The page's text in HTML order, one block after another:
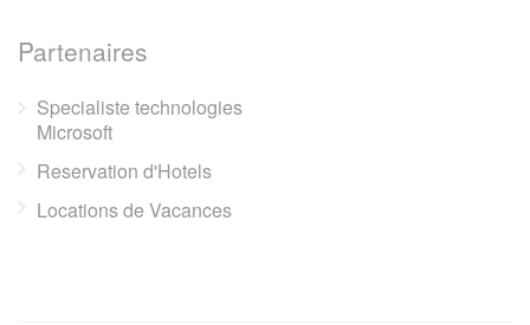
Partenaires
Specialiste technologies
Microsoft
Reservation d'Hotels
Locations de Vacances